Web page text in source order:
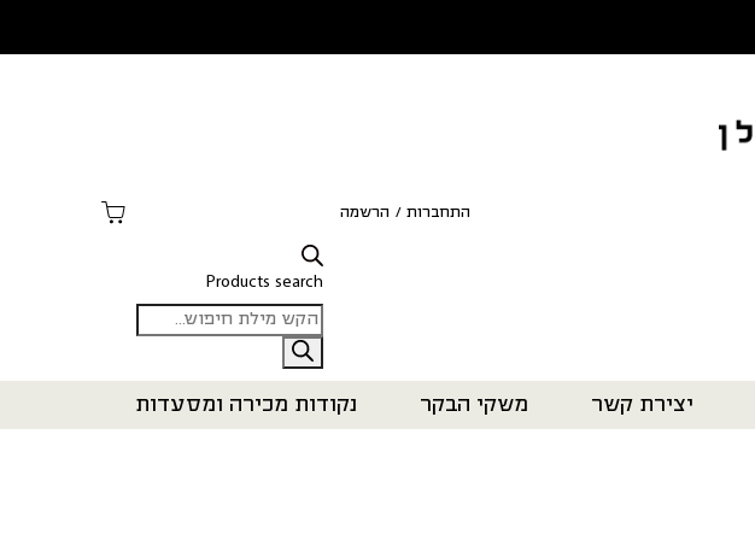
התחברות / הרשמה
Products search
יצירת קשר משקי הבקר נקודות מכירה ומסעדות